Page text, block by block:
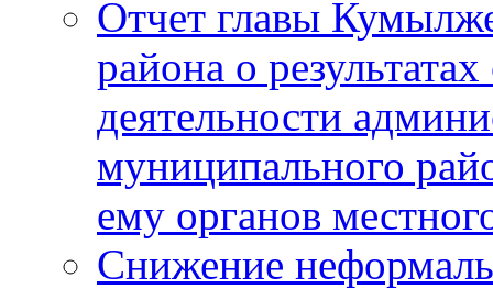
Отчет главы
района о
деятельности
муниципального
ему органов
Снижение